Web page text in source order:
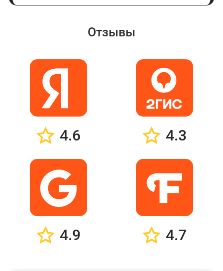
Отзывы
4.6 4.3
4.9 4.7